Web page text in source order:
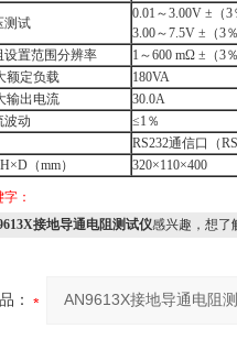
测试
0.01～3.00V ±（3
3.00～7.5V ±（3
设置范围分辨率
1～600 mΩ ±（3
额定负载
180VA
输出电流
30.0A
波动
≤1％
RS232通信口（
（mm）
320×110×400
：
接地导通电阻测试仪感兴趣，想了
：